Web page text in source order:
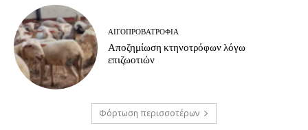
ΑΙΓΟΠΡΟΒΑΤΡΟΦΊΑ
Αποζημίωση κτηνοτρόφων λόγω
επιζωοτιών
Φόρτωση περισσοτέρων